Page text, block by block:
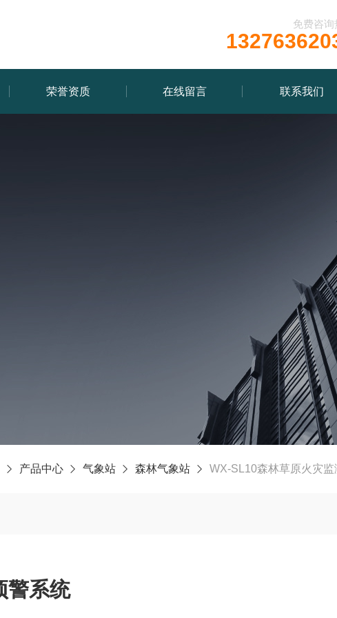
免费咨询
荣誉资质 在线留言 联系我们
产品中心 气象站 森林气象站 WX-SL10森林草原火灾
警系统